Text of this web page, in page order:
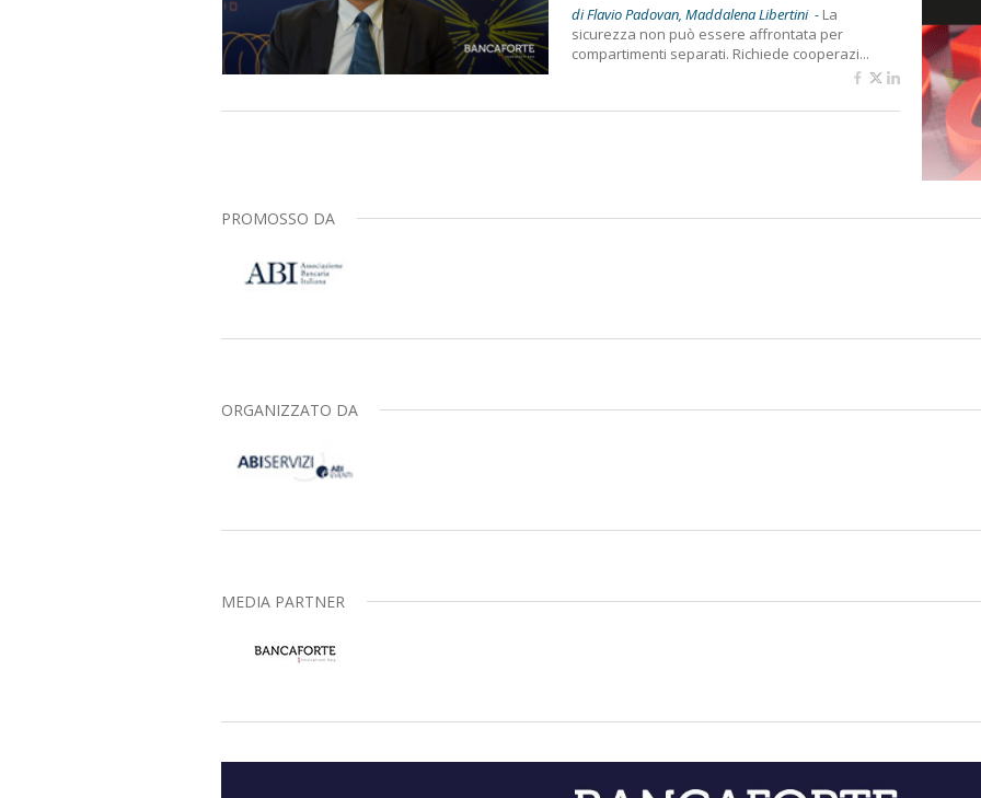
di Flavio Padovan, Maddalena Libertini - La
sicurezza non può essere affrontata per
compartimenti separati. Richiede cooperazi...
PROMOSSO DA
ORGANIZZATO DA
MEDIA PARTNER